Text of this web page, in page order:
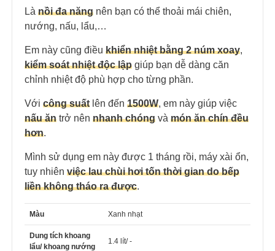
Là nồi đa năng nên bạn có thể thoải mái chiên,
nướng, nấu, lẩu,…
Em này cũng điều khiển nhiệt bằng 2 núm xoay,
kiểm soát nhiệt độc lập giúp bạn dễ dàng căn
chỉnh nhiệt độ phù hợp cho từng phần.
Với công suất lên đến 1500W, em này giúp việc
nấu ăn trở nên nhanh chóng và món ăn chín đều
hơn.
Mình sử dụng em này được 1 tháng rồi, máy xài ổn,
tuy nhiên việc lau chùi hơi tốn thời gian do bếp
liền không tháo ra được.
Màu Xanh nhạt
Dung tích khoang
lẩu/ khoang nướng
1.4 lít/ -